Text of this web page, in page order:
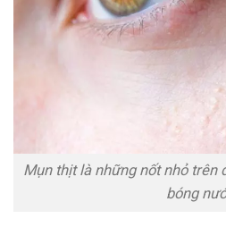
Mụn thịt là những nốt nhỏ trên
bóng